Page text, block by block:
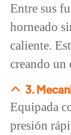
Entre sus
horneado
caliente.
creando un
3.
Equipada
presión